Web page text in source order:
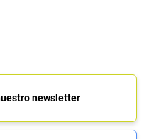
newsletter